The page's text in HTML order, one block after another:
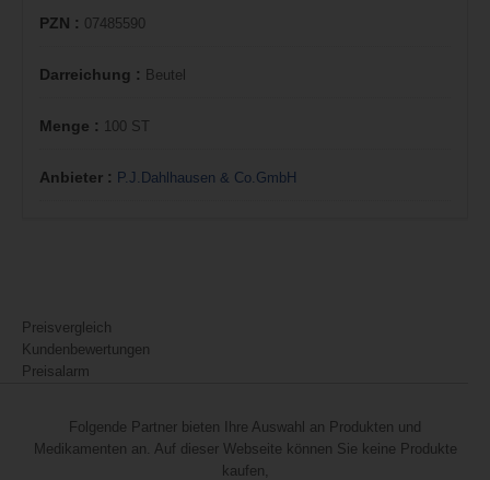
PZN : 07485590
Darreichung : Beutel
Menge : 100 ST
Anbieter : P.J.Dahlhausen & Co.GmbH
Preisvergleich
Kundenbewertungen
Preisalarm
Folgende Partner bieten Ihre Auswahl an Produkten und
Medikamenten an. Auf dieser Webseite können Sie keine Produkte
kaufen,